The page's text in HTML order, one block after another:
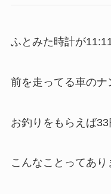
ふとみた時計が
前を走ってる車のナ
お釣りをもらえば33
こんなことってあり